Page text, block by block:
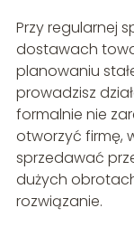
Przy regularnej
dostawach
planowaniu
prowadzisz
formalnie nie
otworzyć firmę,
sprzedawać
dużych
rozwiązanie.